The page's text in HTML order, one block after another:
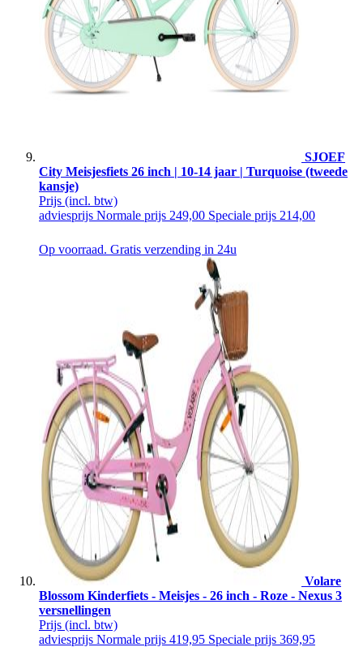
SJOEF
City Meisjesfiets 26 inch | 10-14 jaar | Turquoise (tweede
kansje)
Prijs (incl. btw)
adviesprijs Normale prijs 249,00 Speciale prijs 214,00
Op voorraad. Gratis verzending in 24u
Volare
Blossom Kinderfiets - Meisjes - 26 inch - Roze - Nexus 3
versnellingen
Prijs (incl. btw)
adviesprijs Normale prijs 419,95 Speciale prijs 369,95